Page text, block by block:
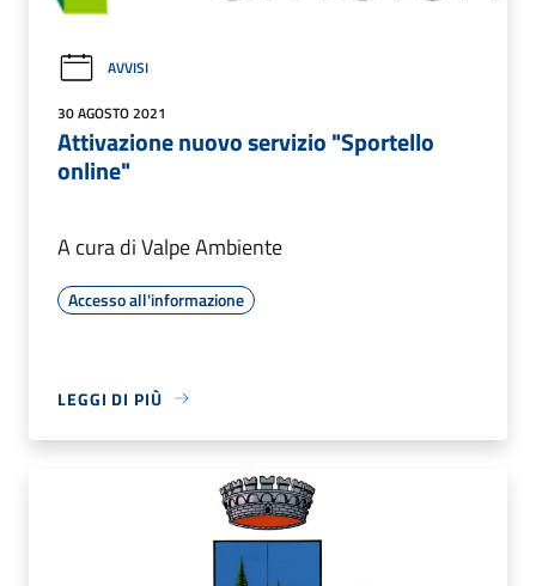
AVVISI
30 AGOSTO 2021
Attivazione nuovo servizio "Sportello
online"
A cura di Valpe Ambiente
Accesso all'informazione
LEGGI DI PIÙ